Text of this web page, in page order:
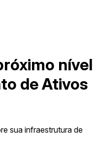
nível
de Ativos
sua infraestrutura de